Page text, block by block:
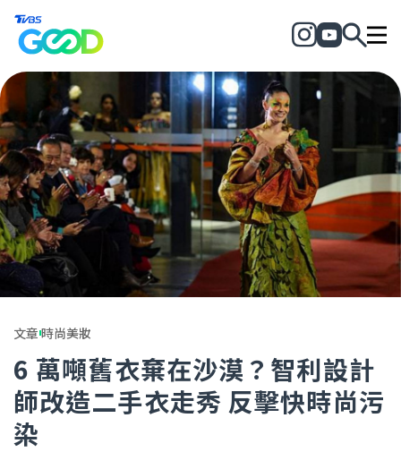
文章時尚美妝
6 萬噸舊衣棄在沙漠？智利設計
師改造二手衣走秀 反擊快時尚污
染